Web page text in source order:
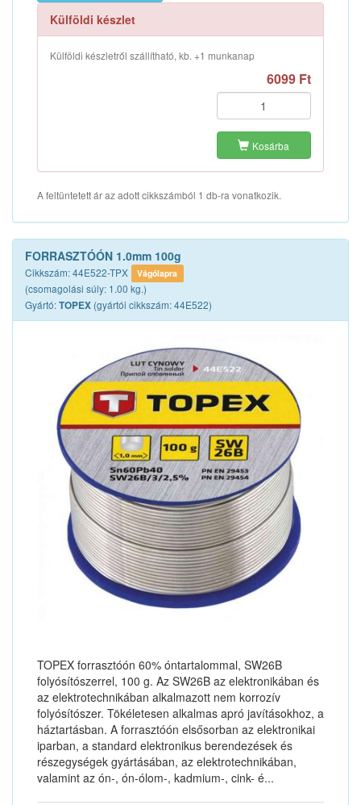
Külföldi készlet
Külföldi készletről szállítható, kb. +1 munkanap
6099 Ft
Kosárba
A feltüntetett ár az adott cikkszámból 1 db-ra vonatkozik.
FORRASZTÓÓN 1.0mm 100g
Cikkszám: 44E522-TPX Vágólapra
(csomagolási súly: 1.00 kg.)
Gyártó:TOPEX (gyártói cikkszám: 44E522)
TOPEX forrasztóón 60% óntartalommal, SW26B
folyósítószerrel, 100 g. Az SW26B az elektronikában és
az elektrotechnikában alkalmazott nem korrozív
folyósítószer. Tökéletesen alkalmas apró javításokhoz, a
háztartásban. A forrasztóón elsősorban az elektronikai
iparban, a standard elektronikus berendezések és
részegységek gyártásában, az elektrotechnikában,
valamint az ón-, ón-ólom-, kadmium-, cink- é...